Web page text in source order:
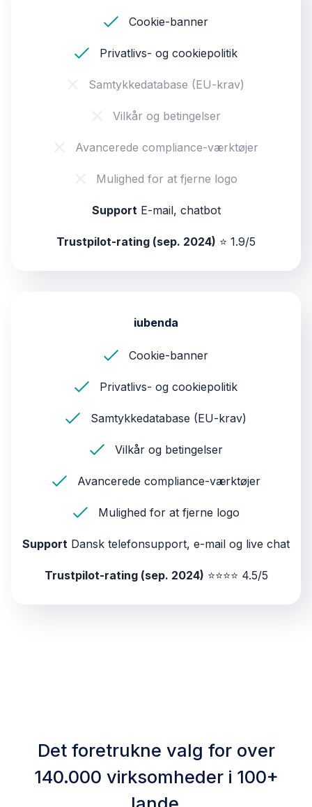
Cookie-banner
Privatlivs- og cookiepolitik
Samtykkedatabase (EU-krav)
Vilkår og betingelser
Avancerede compliance-værktøjer
Mulighed for at fjerne logo
Support E-mail, chatbot
Trustpilot-rating (sep. 2024) ⭐ 1.9/5
iubenda
Cookie-banner
Privatlivs- og cookiepolitik
Samtykkedatabase (EU-krav)
Vilkår og betingelser
Avancerede compliance-værktøjer
Mulighed for at fjerne logo
Support Dansk telefonsupport, e-mail og live chat
Trustpilot-rating (sep. 2024) ⭐⭐⭐⭐ 4.5/5
Det foretrukne valg for over
140.000 virksomheder i 100+